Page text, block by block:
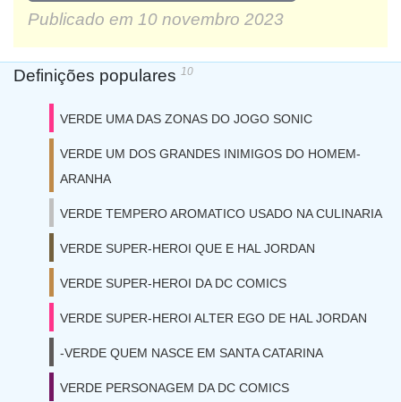
Publicado em 10 novembro 2023
Definições populares 10
VERDE UMA DAS ZONAS DO JOGO SONIC
VERDE UM DOS GRANDES INIMIGOS DO HOMEM-
ARANHA
VERDE TEMPERO AROMATICO USADO NA CULINARIA
VERDE SUPER-HEROI QUE E HAL JORDAN
VERDE SUPER-HEROI DA DC COMICS
VERDE SUPER-HEROI ALTER EGO DE HAL JORDAN
-VERDE QUEM NASCE EM SANTA CATARINA
VERDE PERSONAGEM DA DC COMICS